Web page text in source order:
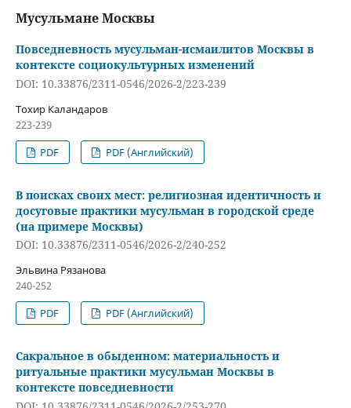
Мусульмане Москвы
Повседневность мусульман-исмаилитов Москвы в
контексте социокультурных изменений
DOI: 10.33876/2311-0546/2026-2/223-239
Тохир Каландаров
223-239
PDF
PDF (Английский)
В поисках своих мест: религиозная идентичность и
досуговые практики мусульман в городской среде
(на примере Москвы)
DOI: 10.33876/2311-0546/2026-2/240-252
Эльвина Рязанова
240-252
PDF
PDF (Английский)
Сакральное в обыденном: материальность и
ритуальные практики мусульман Москвы в
контексте повседневности